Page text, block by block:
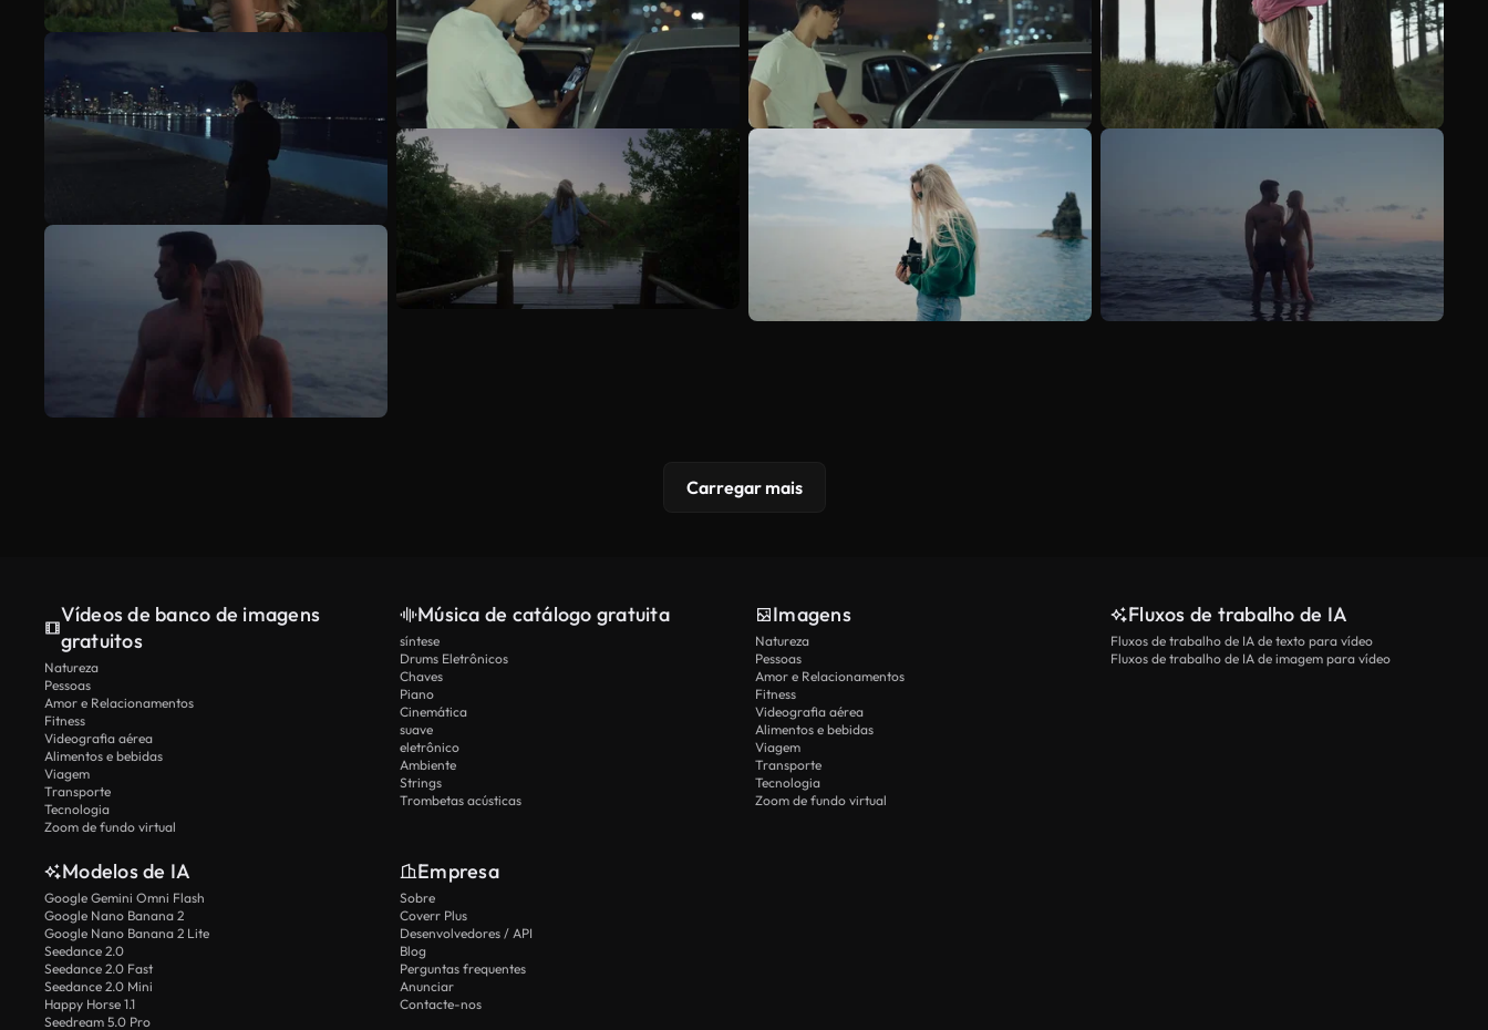
Carregar mais
Vídeos de banco de imagens
gratuitos
Natureza
Pessoas
Amor e Relacionamentos
Fitness
Videografia aérea
Alimentos e bebidas
Viagem
Transporte
Tecnologia
Zoom de fundo virtual
Música de catálogo gratuita
síntese
Drums Eletrônicos
Chaves
Piano
Cinemática
suave
eletrônico
Ambiente
Strings
Trombetas acústicas
Imagens
Natureza
Pessoas
Amor e Relacionamentos
Fitness
Videografia aérea
Alimentos e bebidas
Viagem
Transporte
Tecnologia
Zoom de fundo virtual
Fluxos de trabalho de IA
Fluxos de trabalho de IA de texto para vídeo
Fluxos de trabalho de IA de imagem para vídeo
Modelos de IA
Google Gemini Omni Flash
Google Nano Banana 2
Google Nano Banana 2 Lite
Seedance 2.0
Seedance 2.0 Fast
Seedance 2.0 Mini
Happy Horse 1.1
Seedream 5.0 Pro
Empresa
Sobre
Coverr Plus
Desenvolvedores / API
Blog
Perguntas frequentes
Anunciar
Contacte-nos